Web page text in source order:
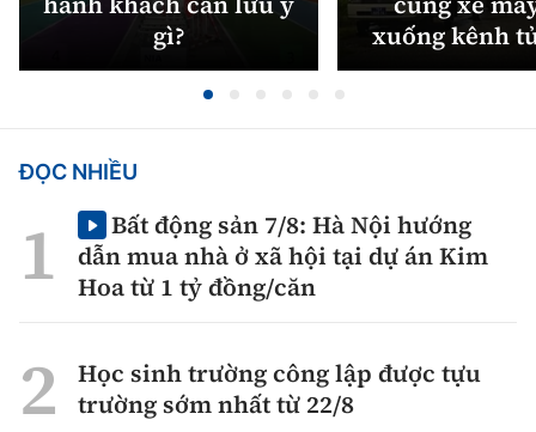
gì?
xuống kênh
ĐỌC NHIỀU
Bất động sản 7/8: Hà Nội hướng
dẫn mua nhà ở xã hội tại dự án Kim
Hoa từ 1 tỷ đồng/căn
Học sinh trường công lập được tựu
trường sớm nhất từ 22/8